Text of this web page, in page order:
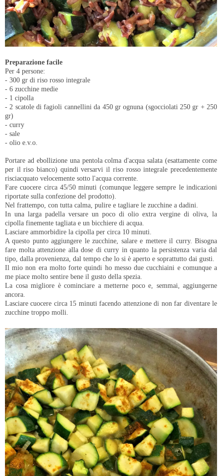
Preparazione facile
Per 4 persone:
- 300 gr di riso rosso integrale
- 6 zucchine medie
- 1 cipolla
- 2 scatole di fagioli cannellini da 450 gr ognuna (sgocciolati 250 gr + 250
gr)
- curry
- sale
- olio e.v.o.
Portare ad ebollizione una pentola colma d'acqua salata (esattamente come
per il riso bianco) quindi versarvi il riso rosso integrale precedentemente
risciacquato velocemente sotto l'acqua corrente.
Fare cuocere circa 45/50 minuti (comunque leggere sempre le indicazioni
riportate sulla confezione del prodotto).
Nel frattempo, con tutta calma, pulire e tagliare le zucchine a dadini.
In una larga padella versare un poco di olio extra vergine di oliva, la
cipolla finemente tagliata e un bicchiere di acqua.
Lasciare ammorbidire la cipolla per circa 10 minuti.
A questo punto aggiungere le zucchine, salare e mettere il curry. Bisogna
fare molta attenzione alla dose di curry in quanto la persistenza varia dal
tipo, dalla provenienza, dal tempo che lo si è aperto e soprattutto dai gusti.
Il mio non era molto forte quindi ho messo due cucchiaini e comunque a
me piace molto sentire bene il gusto della spezia.
La cosa migliore è cominciare a metterne poco e, semmai, aggiungerne
ancora.
Lasciare cuocere circa 15 minuti facendo attenzione di non far diventare le
zucchine troppo molli.